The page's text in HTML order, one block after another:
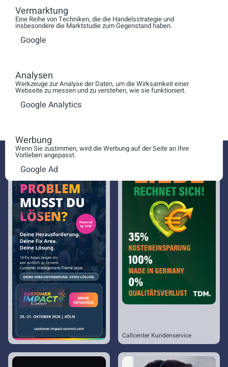
Inzwischen haben mehr als 600 Unternehmen am
Wettbewerb teilgenommen. Ich lade Sie herzlich ein:
Vergleichen Sie sich mit den führenden
Dienstleistungsunternehmen in Deutschland. Wir würden
Dienstleister Deutschlands willkommen zu heißen.
Prof. Dr. Peter Maas, Institut für Versicherungswirtschaft
der Universität St. Gallen
Callcenter Kundenservice
Vermarktung
Eine Reihe von Techniken, die die Handelsstrategie und
insbesondere die Marktstudie zum Gegenstand haben.
Google
Analysen
Werkzeuge zur Analyse der Daten, um die Wirksamkeit einer
Webseite zu messen und zu verstehen, wie sie funktioniert.
Google Analytics
Werbung
Wenn Sie zustimmen, wird die Werbung auf der Seite an Ihre
Vorlieben angepasst.
Google Ad
Speichern